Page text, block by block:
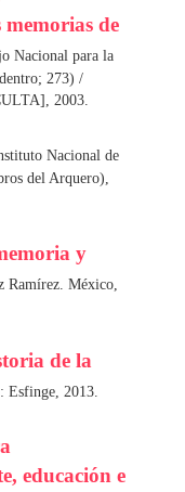
de
Nacional para la
273) /
2003.
Nacional de
del Arquero),
y
Ramírez. México,
de la
Esfinge, 2013.
educación e